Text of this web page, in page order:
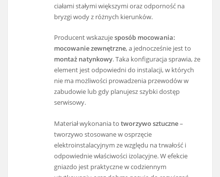
ciałami stałymi większymi oraz odporność na
bryzgi wody z różnych kierunków.
Producent wskazujesposób mocowania:
mocowanie zewnętrzne, a jednocześnie jest to
montaż natynkowy. Taka konfiguracja sprawia, że
element jest odpowiedni do instalacji, w których
nie ma możliwości prowadzenia przewodów w
zabudowie lub gdy planujesz szybki dostęp
serwisowy.
Materiał wykonania totworzywo sztuczne–
tworzywo stosowane w osprzęcie
elektroinstalacyjnym ze względu na trwałość i
odpowiednie właściwości izolacyjne. W efekcie
gniazdo jest praktyczne w codziennym